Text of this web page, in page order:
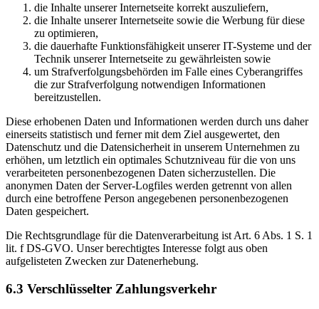
die Inhalte unserer Internetseite korrekt auszuliefern,
die Inhalte unserer Internetseite sowie die Werbung für diese
zu optimieren,
die dauerhafte Funktionsfähigkeit unserer IT-Systeme und der
Technik unserer Internetseite zu gewährleisten sowie
um Strafverfolgungsbehörden im Falle eines Cyberangriffes
die zur Strafverfolgung notwendigen Informationen
bereitzustellen.
Diese erhobenen Daten und Informationen werden durch uns daher
einerseits statistisch und ferner mit dem Ziel ausgewertet, den
Datenschutz und die Datensicherheit in unserem Unternehmen zu
erhöhen, um letztlich ein optimales Schutzniveau für die von uns
verarbeiteten personenbezogenen Daten sicherzustellen. Die
anonymen Daten der Server-Logfiles werden getrennt von allen
durch eine betroffene Person angegebenen personenbezogenen
Daten gespeichert.
Die Rechtsgrundlage für die Datenverarbeitung ist Art. 6 Abs. 1 S. 1
lit. f DS-GVO. Unser berechtigtes Interesse folgt aus oben
aufgelisteten Zwecken zur Datenerhebung.
6.3 Verschlüsselter Zahlungsverkehr